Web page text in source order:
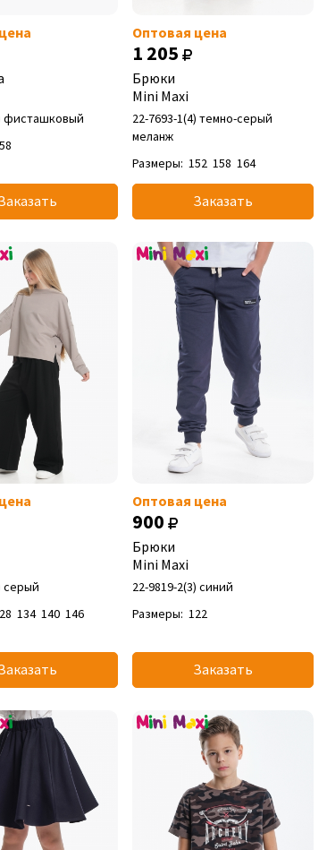
фисташковый
Оптовая цена
1 205
Брюки
Mini Maxi
22-7693-1(4) темно-серый
меланж
Размеры: 152 158 164
Заказать
серый
134 140 146
Оптовая цена
900
Брюки
Mini Maxi
22-9819-2(3) синий
Размеры: 122
Заказать